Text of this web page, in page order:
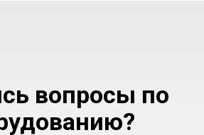
вопросы по